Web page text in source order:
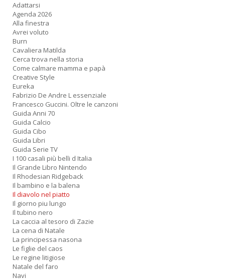
Adattarsi
Agenda 2026
Alla finestra
Avrei voluto
Burn
Cavaliera Matilda
Cerca trova nella storia
Come calmare mamma e papà
Creative Style
Eureka
Fabrizio De Andre L essenziale
Francesco Guccini. Oltre le canzoni
Guida Anni 70
Guida Calcio
Guida Cibo
Guida Libri
Guida Serie TV
I 100 casali più belli d Italia
Il Grande Libro Nintendo
Il Rhodesian Ridgeback
Il bambino e la balena
Il diavolo nel piatto
Il giorno piu lungo
Il tubino nero
La caccia al tesoro di Zazie
La cena di Natale
La principessa nasona
Le figlie del caos
Le regine litigiose
Natale del faro
Navi